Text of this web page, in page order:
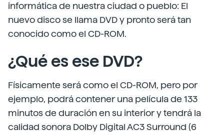
informática de nuestra ciudad o pueblo: El
nuevo disco se llama DVD y pronto será tan
conocido como el CD-ROM.
¿Qué es ese DVD?
Físicamente será como el CD-ROM, pero por
ejemplo, podrá contener una película de 133
minutos de duración en su interior y tendrá la
calidad sonora Dolby Digital AC3 Surround (6